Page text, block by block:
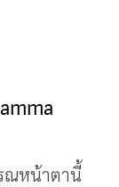
ณหน้าตานี้